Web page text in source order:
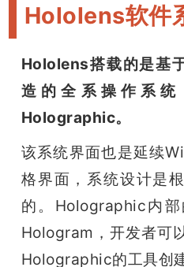
Hololens软件
Hololens搭载的是基
造的全系操作系统
Holographic。
该系统界面也是延续
格界面，系统设计是
的。Holographic内
Hologram，开发者可
Holographic的工具创